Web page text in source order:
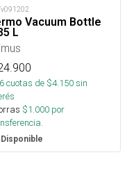
Vacuum Bottle
L
6cuotas de $4.150sin
$1.000 por
Disponible